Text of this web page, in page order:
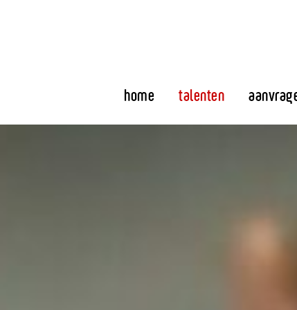
home talenten